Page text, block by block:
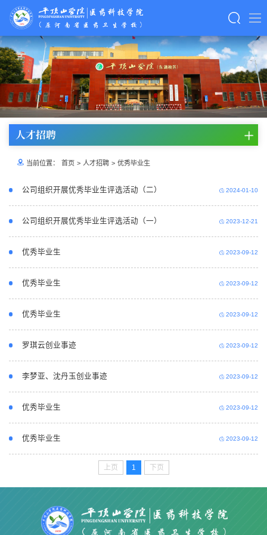
太阳成集团(tyc122cc·China)官网-SunCity
Group
人才招聘
当前位置： 首页 > 人才招聘 > 优秀毕业生
公司组织开展优秀毕业生评选活动（二） 2024-01-10
公司组织开展优秀毕业生评选活动（一） 2023-12-21
优秀毕业生 2023-09-12
优秀毕业生 2023-09-12
优秀毕业生 2023-09-12
罗琪云创业事迹 2023-09-12
李梦亚、沈丹玉创业事迹 2023-09-12
优秀毕业生 2023-09-12
优秀毕业生 2023-09-12
上页 1 下页